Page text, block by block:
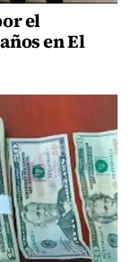
el
en El